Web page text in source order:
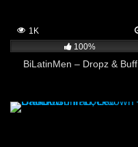
1K
100%
BiLatinMen – Dropz & Buff